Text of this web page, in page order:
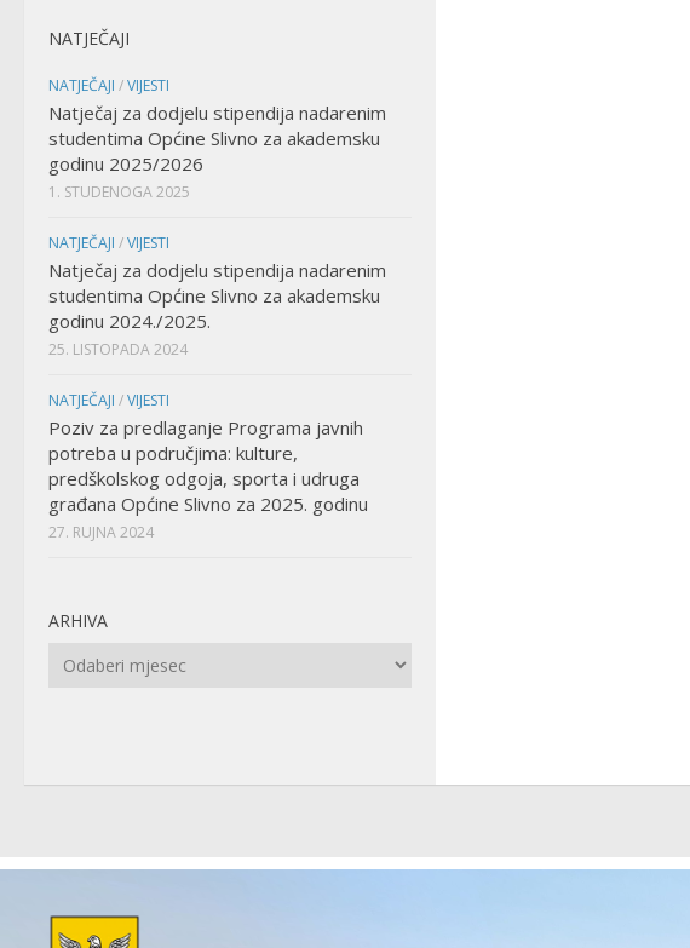
NATJEČAJI
NATJEČAJI /VIJESTI
Natječaj za dodjelu stipendija nadarenim
studentima Općine Slivno za akademsku
godinu 2025/2026
1. STUDENOGA 2025
NATJEČAJI /VIJESTI
Natječaj za dodjelu stipendija nadarenim
studentima Općine Slivno za akademsku
godinu 2024./2025.
25. LISTOPADA 2024
NATJEČAJI /VIJESTI
Poziv za predlaganje Programa javnih
potreba u područjima: kulture,
predškolskog odgoja, sporta i udruga
građana Općine Slivno za 2025. godinu
27. RUJNA 2024
ARHIVA
Arhiva